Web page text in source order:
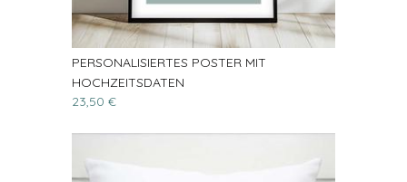
PERSONALISIERTES POSTER MIT
HOCHZEITSDATEN
23,50 €